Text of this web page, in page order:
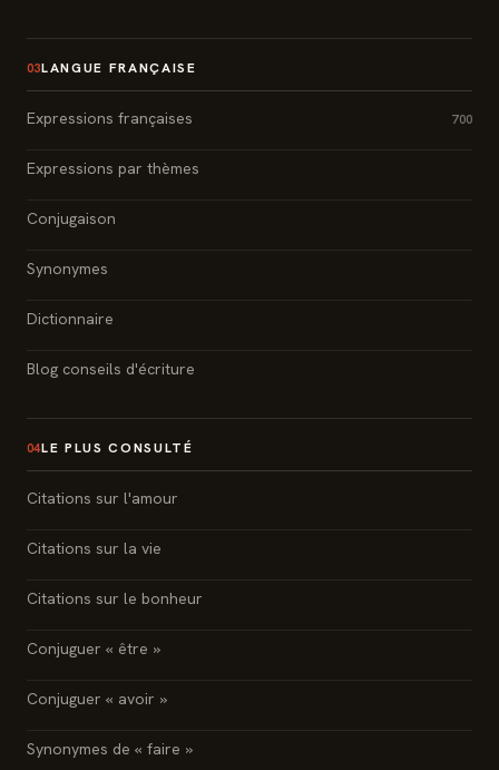
03LANGUE FRANÇAISE
Expressions françaises 700
Expressions par thèmes
Conjugaison
Synonymes
Dictionnaire
Blog conseils d'écriture
04LE PLUS CONSULTÉ
Citations sur l'amour
Citations sur la vie
Citations sur le bonheur
Conjuguer « être »
Conjuguer « avoir »
Synonymes de « faire »